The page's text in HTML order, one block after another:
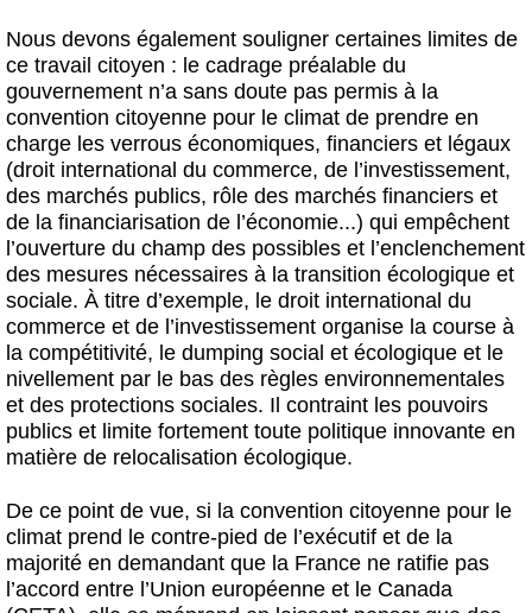
Nous devons également souligner certaines limites de
ce travail citoyen : le cadrage préalable du
gouvernement n’a sans doute pas permis à la
convention citoyenne pour le climat de prendre en
charge les verrous économiques, financiers et légaux
(droit international du commerce, de l’investissement,
des marchés publics, rôle des marchés financiers et
de la financiarisation de l’économie...) qui empêchent
l’ouverture du champ des possibles et l’enclenchement
des mesures nécessaires à la transition écologique et
sociale. À titre d’exemple, le droit international du
commerce et de l’investissement organise la course à
la compétitivité, le dumping social et écologique et le
nivellement par le bas des règles environnementales
et des protections sociales. Il contraint les pouvoirs
publics et limite fortement toute politique innovante en
matière de relocalisation écologique.
De ce point de vue, si la convention citoyenne pour le
climat prend le contre-pied de l’exécutif et de la
majorité en demandant que la France ne ratifie pas
l’accord entre l’Union européenne et le Canada